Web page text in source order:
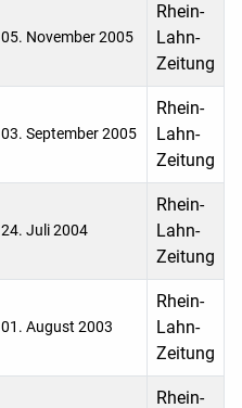
05. November 2005
Rhein-
Lahn-
Zeitung
03. September 2005
Rhein-
Lahn-
Zeitung
24. Juli 2004
Rhein-
Lahn-
Zeitung
01. August 2003
Rhein-
Lahn-
Zeitung
Rhein-